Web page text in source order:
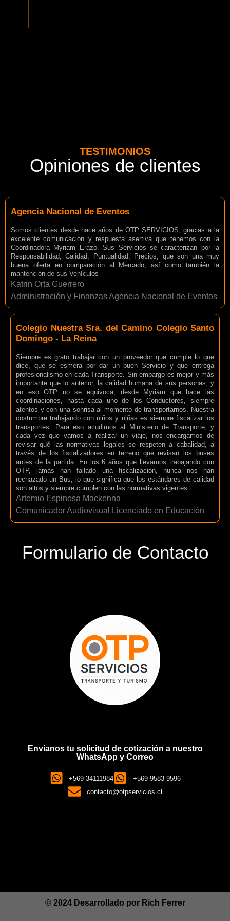
TESTIMONIOS
Opiniones de clientes
Agencia Nacional de Eventos
Somos clientes desde hace años de OTP SERVICIOS, gracias a la
excelente comunicación y respuesta asertiva que tenemos con la
Coordinadora Myriam Erazo. Sus Servicios se caracterizan por la
Responsabilidad, Calidad, Puntualidad, Precios, que son una muy
buena oferta en comparación al Mercado, así como también la
mantención de sus Vehículos
Katrin Orta Guerrero
Administración y Finanzas Agencia Nacional de Eventos
Colegio Nuestra Sra. del Camino Colegio Santo
Domingo - La Reina
Siempre es grato trabajar con un proveedor que cumple lo que
dice, que se esmera por dar un buen Servicio y que entrega
profesionalismo en cada Transporte. Sin embargo es mejor y más
importante que lo anterior, la calidad humana de sus personas, y
en eso OTP no se equivoca, desde Myriam que hace las
coordinaciones, hasta cada uno de los Conductores, siempre
atentos y con una sonrisa al momento de transportarnos. Nuestra
costumbre trabajando con niños y niñas es siempre fiscalizar los
transportes. Para eso acudimos al Ministerio de Transporte, y
cada vez que vamos a realizar un viaje, nos encargamos de
revisar qué las normativas legales se respeten a cabalidad, a
través de los fiscalizadores en terreno que revisan los buses
antes de la partida. En los 6 años que llevamos trabajando con
OTP, jamás han fallado una fiscalización, nunca nos han
rechazado un Bus, lo que significa que los estándares de calidad
son altos y siempre cumplen con las normativas vigentes.
Artemio Espinosa Mackenna
Comunicador Audiovisual Licenciado en Educación
Formulario de Contacto
Envíanos tu solicitud de cotización a nuestro
WhatsApp y Correo
+569 34111984
+569 9583 9596
contacto@otpservicios.cl
© 2024 Desarrollado por Rich Ferrer